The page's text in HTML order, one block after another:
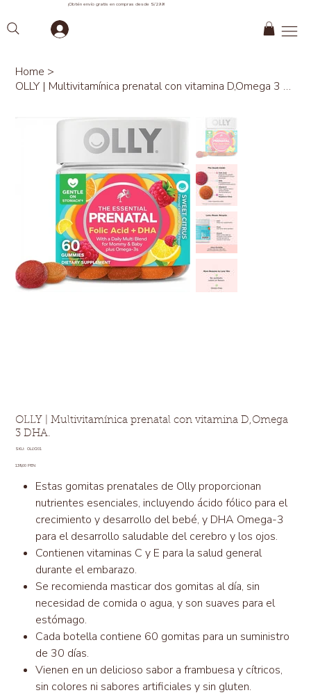
¡Obtén envío gratis en compras desde S/299!
Home >
OLLY | Multivitamínica prenatal con vitamina D,Omega 3 DHA.
OLLY | Multivitamínica prenatal con vitamina D,Omega
3 DHA.
SKU: SKU
OLLY201
Precio
139,00 PEN
Estas gomitas prenatales de Olly proporcionan
nutrientes esenciales, incluyendo ácido fólico para el
crecimiento y desarrollo del bebé, y DHA Omega-3
para el desarrollo saludable del cerebro y los ojos.
Contienen vitaminas C y E para la salud general
durante el embarazo.
Se recomienda masticar dos gomitas al día, sin
necesidad de comida o agua, y son suaves para el
estómago.
Cada botella contiene 60 gomitas para un suministro
de 30 días.
Vienen en un delicioso sabor a frambuesa y cítricos,
sin colores ni sabores artificiales y sin gluten.